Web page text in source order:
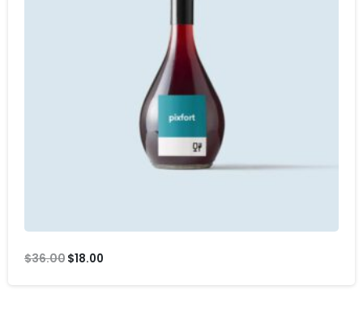
$36.00 Original
$18.00Current